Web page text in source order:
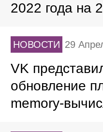
2022 года на
НОВОСТИ 29
VK
обновление
memory-